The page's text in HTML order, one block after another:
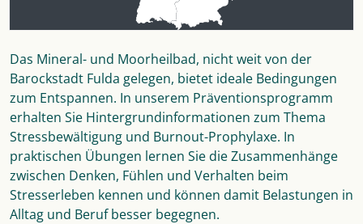
Das Mineral- und Moorheilbad, nicht weit von der
Barockstadt Fulda gelegen, bietet ideale Bedingungen
zum Entspannen. In unserem Präventionsprogramm
erhalten Sie Hintergrundinformationen zum Thema
Stressbewältigung und Burnout-Prophylaxe. In
praktischen Übungen lernen Sie die Zusammenhänge
zwischen Denken, Fühlen und Verhalten beim
Stresserleben kennen und können damit Belastungen in
Alltag und Beruf besser begegnen.